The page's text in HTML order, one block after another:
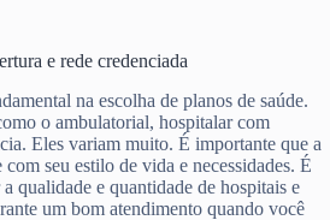
e rede credenciada
na escolha de planos de saúde.
o ambulatorial, hospitalar com
Eles variam muito. É importante que a
seu estilo de vida e necessidades. É
qualidade e quantidade de hospitais e
um bom atendimento quando você